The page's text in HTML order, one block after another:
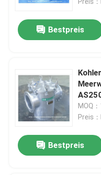
Preis
Bestpreis
MOQ
Preis
Bestpreis